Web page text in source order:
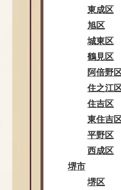
東成区
旭区
城東区
鶴見区
阿倍野
住之江
住吉区
東住吉
平野区
西成区
堺市
堺区